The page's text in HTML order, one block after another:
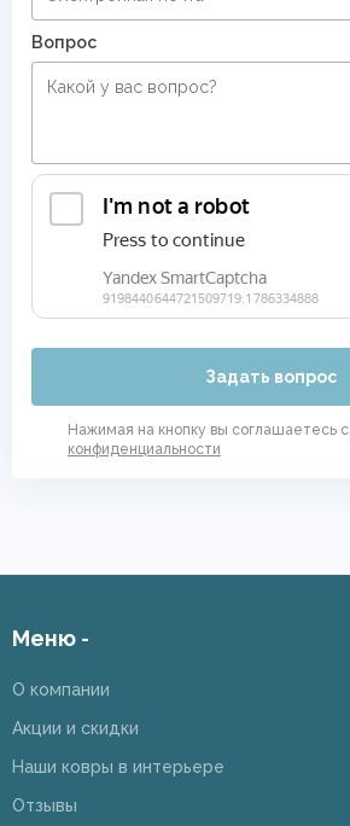
Вопрос
Задать вопрос
Нажимая на кнопку вы соглашаетесь с
конфиденциальности
Меню -
О компании
Акции и скидки
Наши ковры в интерьере
Отзывы